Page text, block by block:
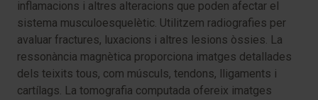
inflamacions i altres alteracions que poden afectar el
sistema musculoesquelètic. Utilitzem radiografies per
avaluar fractures, luxacions i altres lesions òssies. La
ressonància magnètica proporciona imatges detallades
dels teixits tous, com músculs, tendons, lligaments i
cartílags. La tomografia computada ofereix imatges